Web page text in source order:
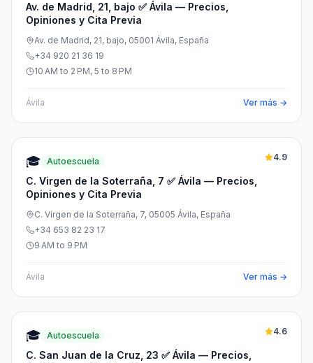
Av. de Madrid, 21, bajo ✅ Ávila — Precios,
Opiniones y Cita Previa
Av. de Madrid, 21, bajo, 05001 Ávila, España
+34 920 21 36 19
10 AM to 2 PM, 5 to 8 PM
Ávila Ver más →
🎓 Autoescuela
C. Virgen de la Soterraña, 7 ✅ Ávila — Precios,
Opiniones y Cita Previa
4.9
C. Virgen de la Soterraña, 7, 05005 Ávila, España
+34 653 82 23 17
9 AM to 9 PM
Ávila Ver más →
🎓 Autoescuela
C. San Juan de la Cruz, 23 ✅ Ávila — Precios,
4.6